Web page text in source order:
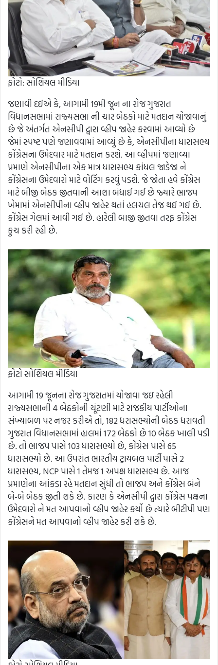
ફોટો: સોશિયલ મીડિયા
જણાવી દઈએ કે, આગામી 19મી જૂન ના રોજ ગુજરાત
વિધાનસભામાં રાજ્યસભા ની ચાર બેઠકો માટે મતદાન યોજાવાનું
છે જે અંતર્ગત એનસીપી દ્વારા વ્હીપ જાહેર કરવામાં આવ્યો છે
જેમાં સ્પષ્ટ પણે જણાવવામાં આવ્યું છે કે, એનસીપીના ધારાસભ્ય
કોંગ્રેસના ઉમેદવાર માટે મતદાન કરશે. આ વ્હીપમાં જણાવ્યા
પ્રમાણે એનસીપીના એક માત્ર ધારાસભ્ય કાંધલ જાડેજા ને
કોંગ્રેસના ઉમેદવારો માટે વોટિંગ કરવું પડશે. જે જોતા હવે કોંગ્રેસ
માટે બીજી બેઠક જીતવાની આશા બંધાઈ ગઈ છે જ્યારે ભાજપ
ખેમામાં એનસીપીના વ્હીપ જાહેર થતાં હલચલ તેજ થઈ ગઈ છે.
કોંગ્રેસ ગેલમાં આવી ગઈ છે. હારેલી બાજી જીતવા તરફ કોંગ્રેસ
કુચ કરી રહી છે.
ફોટો સોશિયલ મીડિયા
આગામી 19 જૂનના રોજ ગુજરાતમાં યોજાવા જઇ રહેલી
રાજ્યસભાની 4 બેઠકોની ચૂંટણી માટે રાજકીય પાર્ટીઓના
સંખ્યાબળ પર નજર કરીએ તો, 182 ધરાસભ્યોની બેઠક ધરાવતી
ગુજરાત વિધાનસભામાં હાલમાં 172 બેઠકો છે 10 બેઠક ખાલી પડી
છે. તો ભાજપ પાસે 103 ધારાસભ્યો છે, કોંગ્રેસ પાસે 65
ધારાસભ્યો છે. આ ઉપરાંત ભારતીય ટ્રાયબલ પાર્ટી પાસે 2
ધારાસભ્ય, NCP પાસે 1 તેમજ 1 અપક્ષ ધારાસભ્ય છે. આજ
પ્રમાણેના આંકડા રહે મતદાન સુંધી તો ભાજપ અને કોંગ્રેસ બંને
બે-બે બેઠક જીતી શકે છે. કારણ કે એનસીપી દ્વારા કોંગ્રેસ પક્ષના
ઉમેદવારો ને મત આપવાનો વ્હીપ જાહેર કર્યો છે ત્યારે બીટીપી પણ
કોંગ્રેસને મત આપવાનો વ્હીપ જાહેર કરી શકે છે.